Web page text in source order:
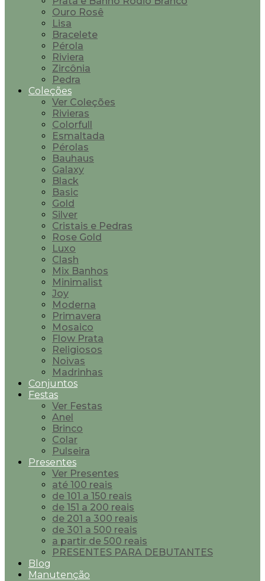
Ouro Rosê
Lisa
Bracelete
Pérola
Riviera
Zircônia
Pedra
Coleções
Ver Coleções
Rivieras
Colorfull
Esmaltada
Pérolas
Bauhaus
Galaxy
Black
Basic
Gold
Silver
Cristais e Pedras
Rose Gold
Luxo
Clash
Mix Banhos
Minimalist
Joy
Moderna
Primavera
Mosaico
Flow Prata
Religiosos
Noivas
Madrinhas
Conjuntos
Festas
Ver Festas
Anel
Brinco
Colar
Pulseira
Presentes
Ver Presentes
até 100 reais
de 101 a 150 reais
de 151 a 200 reais
de 201 a 300 reais
de 301 a 500 reais
a partir de 500 reais
PRESENTES PARA DEBUTANTES
Blog
Manutenção